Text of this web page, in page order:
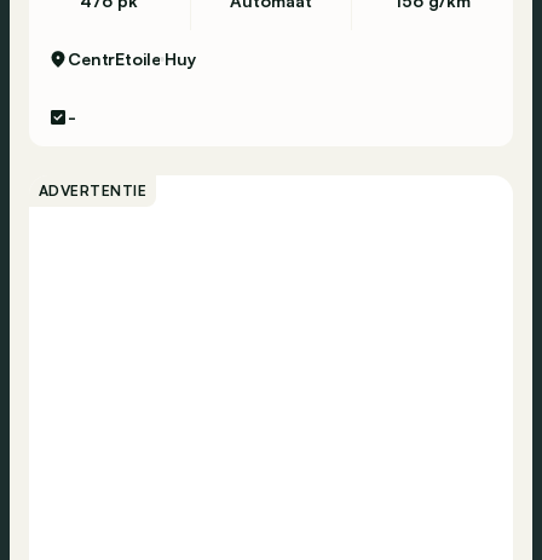
CentrEtoile Huy
-
ADVERTENTIE